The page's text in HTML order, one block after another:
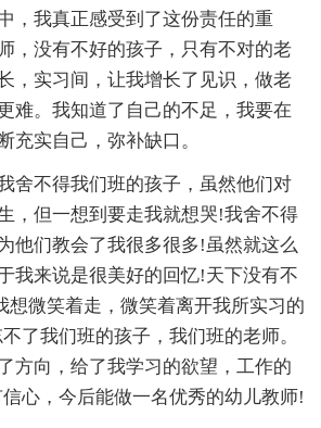
，我真正感受到了这份责任的重
，没有不好的孩子，只有不对的老
，实习间，让我增长了见识，做老
难。我知道了自己的不足，我要在
充实自己，弥补缺口。
舍不得我们班的孩子，虽然他们对
，但一想到要走我就想哭!我舍不得
他们教会了我很多很多!虽然就这么
我来说是很美好的回忆!天下没有不
想微笑着走，微笑着离开我所实习的
了我们班的孩子，我们班的老师。
方向，给了我学习的欲望，工作的
心，今后能做一名优秀的幼儿教师!